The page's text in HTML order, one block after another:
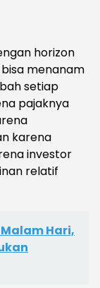
horizon
menanam
setiap
pajaknya
karena
investor
relatif
Hari,